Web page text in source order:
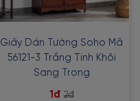
Giấy Dán Tường Soho Mã
56121-3 Trắng Tinh Khôi
Sang Trọng
1đ 2đ